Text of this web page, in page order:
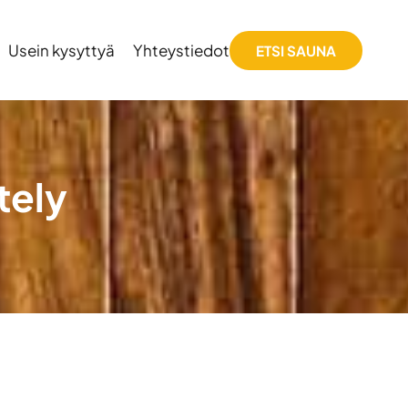
Usein kysyttyä Yhteystiedot ETSI SAUNA